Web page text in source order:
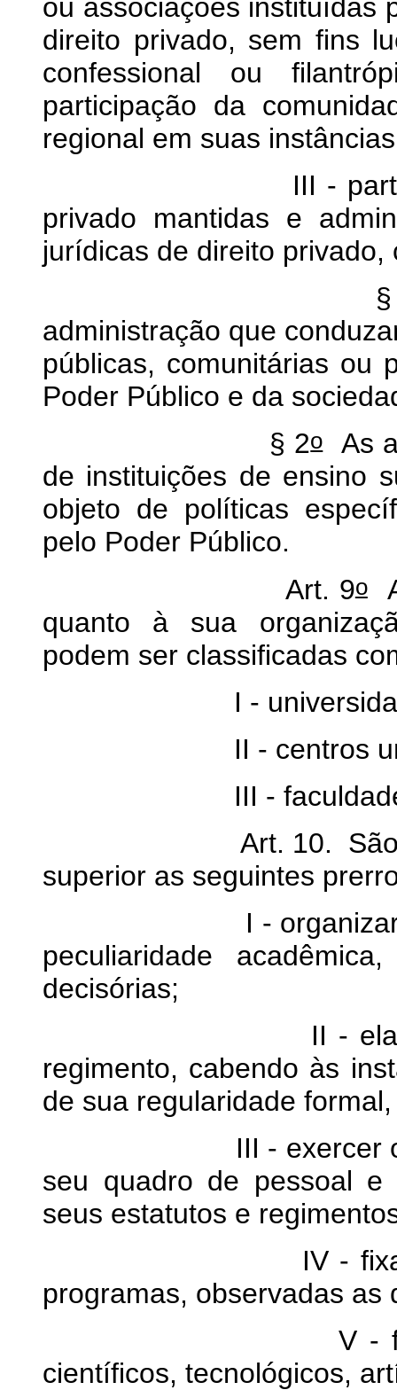
ou associações instituídas
direito privado, sem fins
confessional ou
participação da
regional em suas
III - particulares,
privado mantidas e
jurídicas de direito
§
administração que
públicas, comunitárias ou
Poder Público e da
§ 2oAs
de instituições de ensino
objeto de políticas
pelo Poder Público.
Art. 9o
quanto à sua
podem ser classificadas
I -
II - centros
III -
Art. 10. São
superior as seguintes
I - organizar-se de
peculiaridade
decisórias;
II - elaborar e
regimento, cabendo às
de sua regularidade
III - exercer o
seu quadro de pessoal
seus estatutos e
IV - fixar os
programas, observadas as
V - fixar seus
científicos, tecnológicos,